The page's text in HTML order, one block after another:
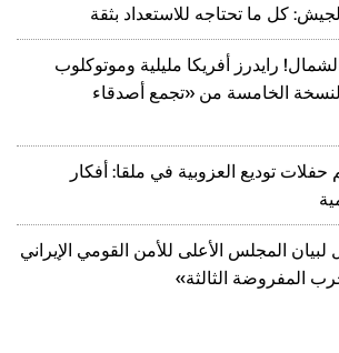
كل ما تحتاجه للاستعداد بثقة
رايدرز أفريكا مليلية وموتوكلوب
الخامسة من «تجمع أصدقاء
حفلات توديع العزوبية في ملقا: أفكار
المجلس الأعلى للأمن القومي الإيراني
المفروضة الثالثة»